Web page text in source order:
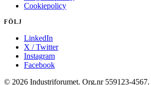
Cookiepolicy
FÖLJ
LinkedIn
X / Twitter
Instagram
Facebook
© 2026 Industriforumet. Org.nr 559123-4567.